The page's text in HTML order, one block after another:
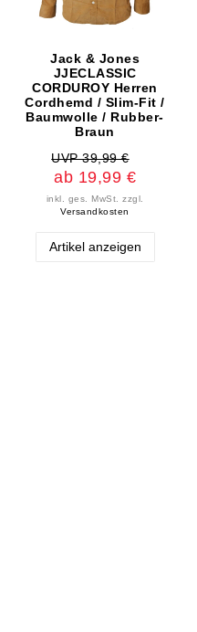
Jack & Jones
JJECLASSIC
CORDUROY Herren
Cordhemd / Slim-Fit /
Baumwolle / Rubber-
Braun
UVP 39,99 €
ab 19,99 €
inkl. ges. MwSt.
zzgl.
Versandkosten
Artikel anzeigen